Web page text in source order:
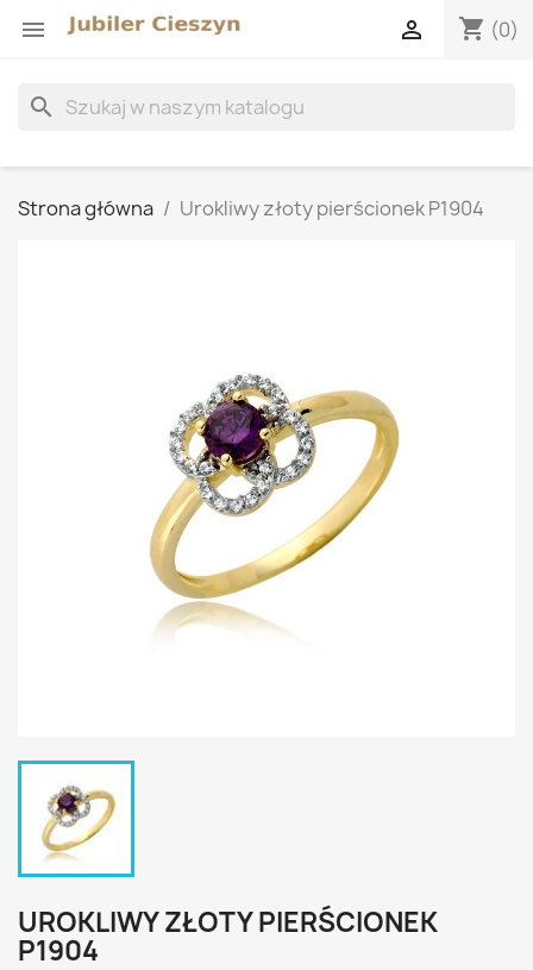
 shopping_cart (0)

search
Strona główna Urokliwy złoty pierścionek P1904
UROKLIWY ZŁOTY PIERŚCIONEK
P1904